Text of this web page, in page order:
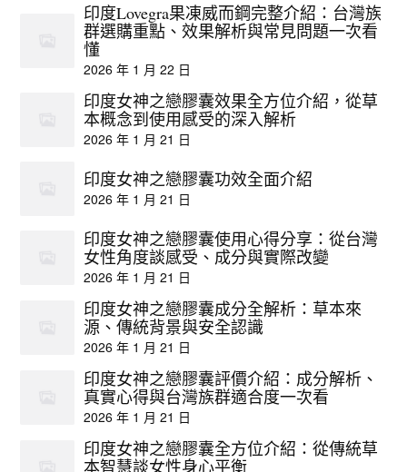
印度Lovegra果凍威而鋼完整介紹：台灣族
群選購重點、效果解析與常見問題一次看
懂
2026 年 1 月 22 日
印度女神之戀膠囊效果全方位介紹，從草
本概念到使用感受的深入解析
2026 年 1 月 21 日
印度女神之戀膠囊功效全面介紹
2026 年 1 月 21 日
印度女神之戀膠囊使用心得分享：從台灣
女性角度談感受、成分與實際改變
2026 年 1 月 21 日
印度女神之戀膠囊成分全解析：草本來
源、傳統背景與安全認識
2026 年 1 月 21 日
印度女神之戀膠囊評價介紹：成分解析、
真實心得與台灣族群適合度一次看
2026 年 1 月 21 日
印度女神之戀膠囊全方位介紹：從傳統草
本智慧談女性身心平衡